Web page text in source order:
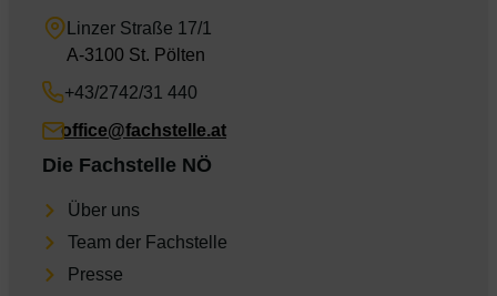
Linzer Straße 17/1
A-3100 St. Pölten
+43/2742/31 440
office@fachstelle.at
Die Fachstelle NÖ
Über uns
Team der Fachstelle
Presse